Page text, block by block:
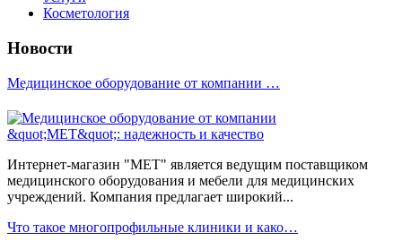
Косметология
Новости
Медицинское оборудование от компании …
Интернет-магазин "МЕТ" является ведущим поставщиком
медицинского оборудования и мебели для медицинских
учреждений. Компания предлагает широкий...
Что такое многопрофильные клиники и како…